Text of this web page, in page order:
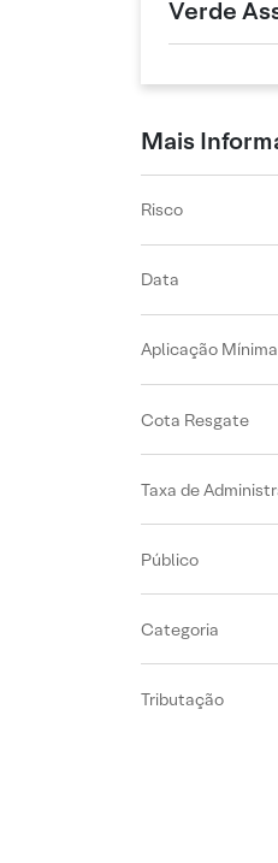
Verde
Mais
Risco
Data
Aplicação Mínima
Cota Resgate
Taxa de
Público
Categoria
Tributação